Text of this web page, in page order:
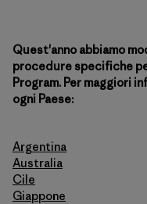
Quest'anno abbiamo
procedure specifiche
Program. Per maggiori
ogni Paese:
Argentina
Australia
Cile
Giappone